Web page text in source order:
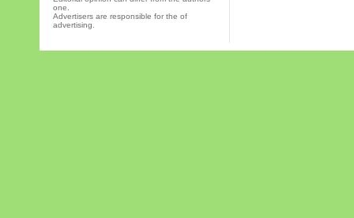
one.
Advertisers are responsible for the of
advertising.